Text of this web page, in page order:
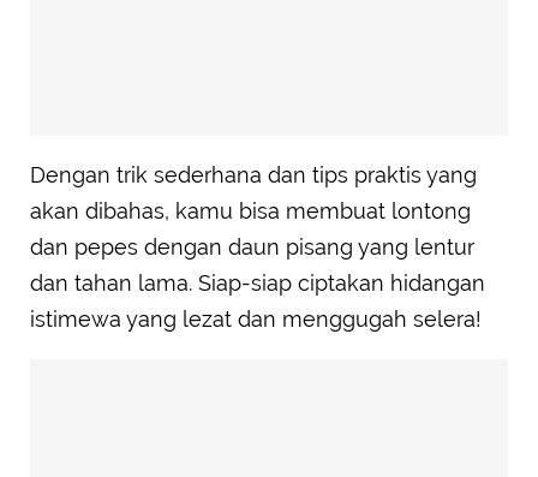
Dengan trik sederhana dan tips praktis yang
akan dibahas, kamu bisa membuat lontong
dan pepes dengan daun pisang yang lentur
dan tahan lama. Siap-siap ciptakan hidangan
istimewa yang lezat dan menggugah selera!